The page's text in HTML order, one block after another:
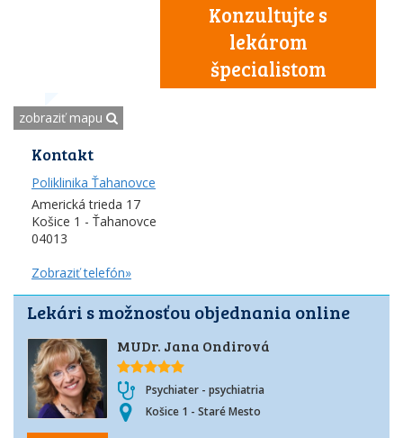
Konzultujte s
lekárom
špecialistom
zobraziť mapu
Kontakt
Poliklinika Ťahanovce
Americká trieda 17
Košice 1 - Ťahanovce
04013
Zobraziť telefón»
Lekári s možnosťou objednania online
MUDr. Jana Ondirová
Psychiater - psychiatria
Košice 1 - Staré Mesto